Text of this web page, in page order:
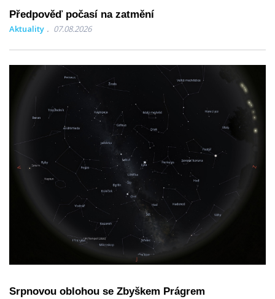
Předpověď počasí na zatmění
Aktuality 07.08.2026
Srpnovou oblohou se Zbyškem Prágrem